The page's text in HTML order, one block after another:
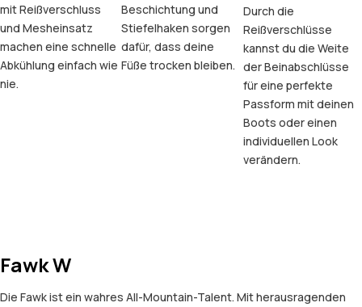
mit Reißverschluss
und Mesheinsatz
machen eine schnelle
Abkühlung einfach wie
nie.
Beschichtung und
Stiefelhaken sorgen
dafür, dass deine
Füße trocken bleiben.
Durch die
Reißverschlüsse
kannst du die Weite
der Beinabschlüsse
für eine perfekte
Passform mit deinen
Boots oder einen
individuellen Look
verändern.
Fawk W
Die Fawk ist ein wahres All-Mountain-Talent. Mit herausragenden